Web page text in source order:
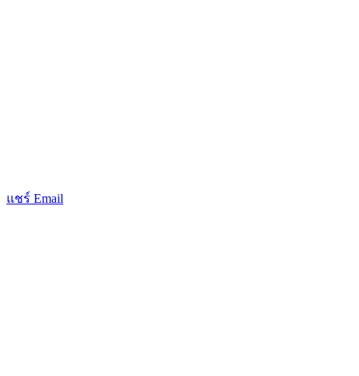
แชร์ Email